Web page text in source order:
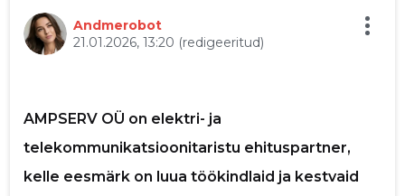
Andmerobot
21.01.2026, 13:20 (redigeeritud)
AMPSERV OÜ on elektri- ja
telekommunikatsioonitaristu ehituspartner,
kelle eesmärk on luua töökindlaid ja kestvaid